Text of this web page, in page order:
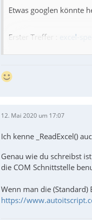
Etwas googlen könnte
Erster Treffer : excel-
Falsches Googlen
12. Mai 2020 um 17:07
Ich kenne _ReadExcel()
Genau wie du schreibst
die COM Schnittstelle
Wenn man die
https://